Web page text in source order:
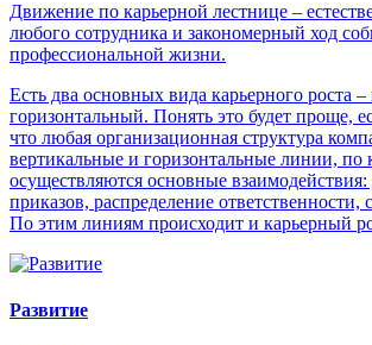
Движение по карьерной лестнице –
любого сотрудника и закономерный ход
профессиональной жизни.
Есть два основных вида карьерного роста
горизонтальный. Понять это будет проще,
что любая организационная структура
вертикальные и горизонтальные линии, по
осуществляются основные
приказов, распределение ответственности,
По этим линиям происходит и карьерный
Развитие